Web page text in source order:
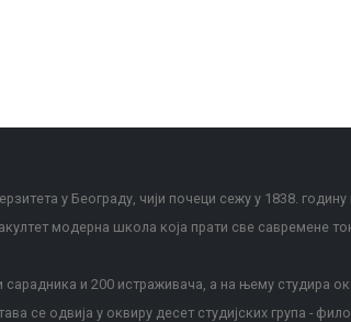
у Београду, чији почеци сежу у 1838.
модерна школа која прати све савремене
и 200 истраживача, а на њему студира
се одвија у оквиру десет студијских група -